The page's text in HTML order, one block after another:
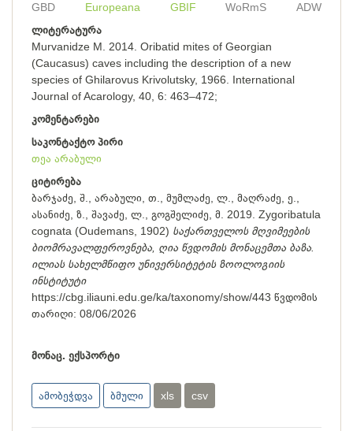
GBD
Europeana GBIF WoRmS
ADW
ლიტერატურა
Murvanidze M. 2014. Oribatid mites of Georgian
(Caucasus) caves including the description of a new
species of Ghilarovus Krivolutsky, 1966. International
Journal of Acarology, 40, 6: 463–472;
კომენტარები
საკონტაქტო პირი
თეა არაბული
ციტირება
ბარჯაძე, შ., არაბული, თ., მუმლაძე, ლ., მაღრაძე, ე.,
ასანიძე, ზ., შავაძე, ლ., გოგშელიძე, მ. 2019. Zygoribatula
cognata (Oudemans, 1902) საქართველოს მღვიმეების
ბიომრავალფეროვნება, ღია წვდომის მონაცემთა ბაზა.
ილიას სახელმწიფო უნივერსიტეტის ზოოლოგიის
ინსტიტუტი
https://cbg.iliauni.edu.ge/ka/taxonomy/show/443 წვდომის
თარიღი: 08/06/2026
მონაც. ექსპორტი
ამობეჭდვა ბმული xls csv